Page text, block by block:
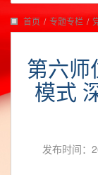
首页 / 专题专栏 /
第六师
模式
发布时间：